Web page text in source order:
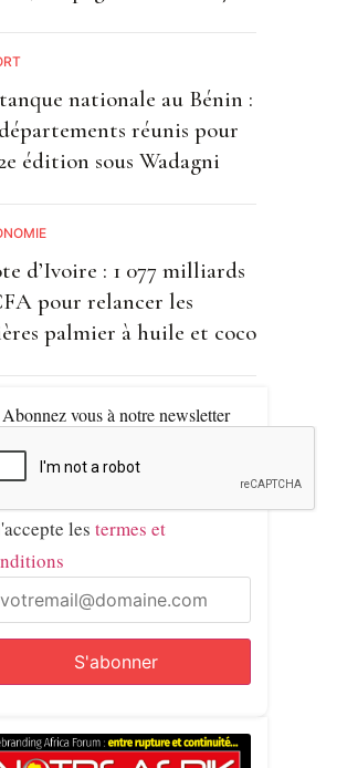
nationale au Bénin :
départements réunis pour
édition sous Wadagni
d’Ivoire : 1 077 milliards
pour relancer les
palmier à huile et coco
Abonnez vous à notre newsletter
les termes et